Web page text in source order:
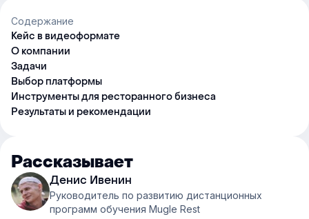
Содержание
Кейс в видеоформате
О компании
Задачи
Выбор платформы
Инструменты для ресторанного бизнеса
Результаты и рекомендации
Рассказывает
Денис Ивенин
Руководитель по развитию дистанционных
программ обучения Mugle Rest